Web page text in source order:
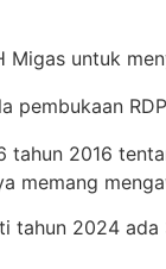
Migas untuk
pembukaan
2016
memang
tahun 2024